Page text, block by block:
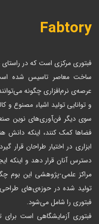
Fabtory
فبتوری مرکزی است که در
ساخت معاصر تاسیس شده
عرصه‌ی نرم‌افزاری چگونه
و توانایی تولید اشیاء مصنوع
سوی دیگر فن‌آوری‌های نوین
فضاها کمک کنند، اینکه دانش
ابزاری در اختیار طراحان قرار
دسترس آنان قرار دهد و اینکه
مراکز علمی-پژوهشی این بوم
تولید شده در حوزه‌ی‌های
فبتوری را شامل می‌شود.
فبتوری آزمایشگاهی است